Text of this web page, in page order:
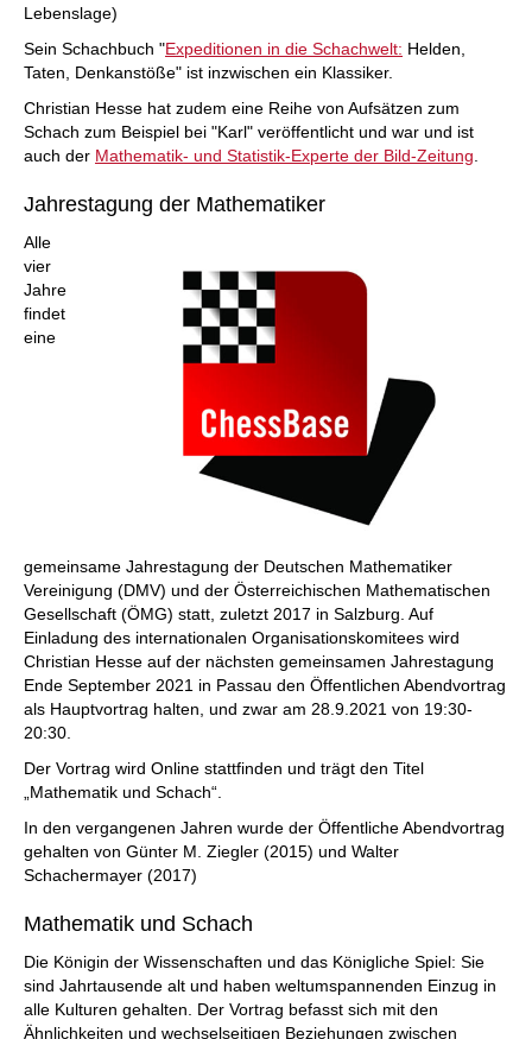
Lebenslage)
Sein Schachbuch "Expeditionen in die Schachwelt: Helden,
Taten, Denkanstöße" ist inzwischen ein Klassiker.
Christian Hesse hat zudem eine Reihe von Aufsätzen zum
Schach zum Beispiel bei "Karl" veröffentlicht und war und ist
auch der Mathematik- und Statistik-Experte der Bild-Zeitung
Jahrestagung der Mathematiker
Alle
vier
Jahre
findet
eine
gemeinsame Jahrestagung der Deutschen Mathematiker
Vereinigung (DMV) und der Österreichischen Mathematischen
Gesellschaft (ÖMG) statt, zuletzt 2017 in Salzburg. Auf
Einladung des internationalen Organisationskomitees wird
Christian Hesse auf der nächsten gemeinsamen Jahrestagung
Ende September 2021 in Passau den Öffentlichen Abendvortrag
als Hauptvortrag halten, und zwar am 28.9.2021 von 19:30-
20:30.
Der Vortrag wird Online stattfinden und trägt den Titel
„Mathematik und Schach“.
In den vergangenen Jahren wurde der Öffentliche Abendvortrag
gehalten von Günter M. Ziegler (2015) und Walter
Schachermayer (2017)
Mathematik und Schach
Die Königin der Wissenschaften und das Königliche Spiel: Sie
sind Jahrtausende alt und haben weltumspannenden Einzug in
alle Kulturen gehalten. Der Vortrag befasst sich mit den
Ähnlichkeiten und wechselseitigen Beziehungen zwischen